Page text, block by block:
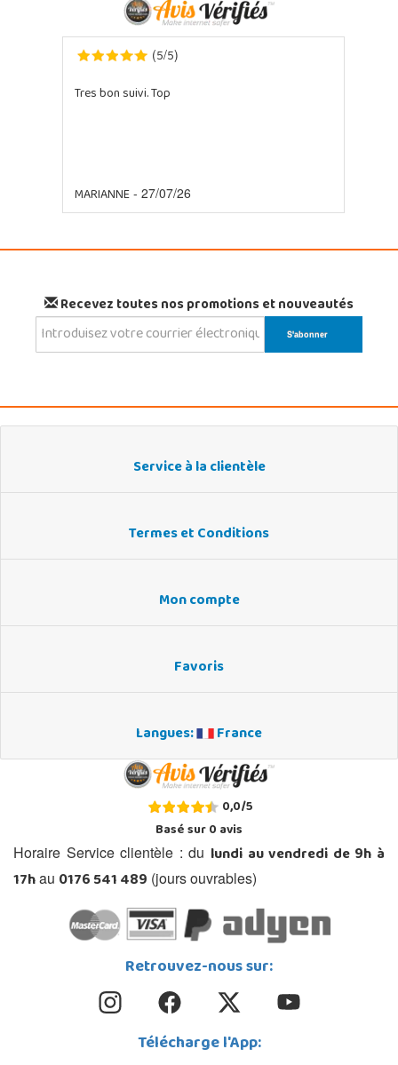
(5/5)
Tres bon suivi. Top
MARIANNE- 27/07/26
Recevez toutes nos promotions et nouveautés
Service à la clientèle
Termes et Conditions
Mon compte
Favoris
Langues: France
0,0/5
Basé sur0avis
Horaire Service clientèle : du lundi au vendredi de 9h à
17hau 0176 541 489 (jours ouvrables)
Retrouvez-nous sur:
Télécharge l'App: